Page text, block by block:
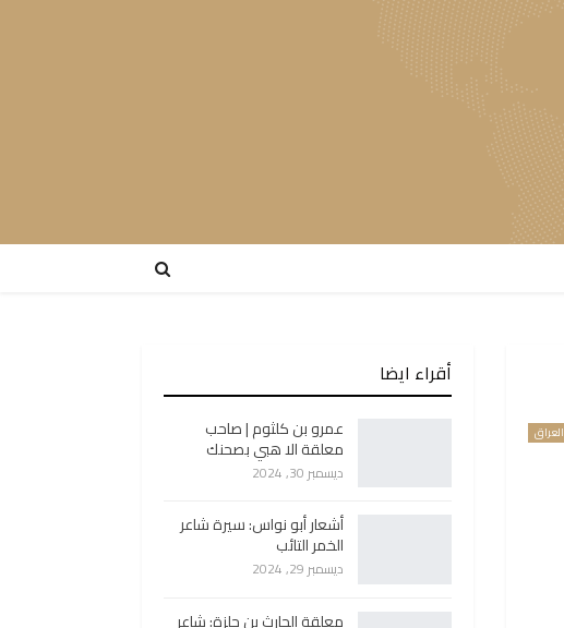
العراق
أقراء ايضا
عمرو بن كلثوم | صاحب
معلقة الا هبي بصحنك
ديسمبر 30, 2024
أشعار أبو نواس: سيرة شاعر
الخمر التائب
ديسمبر 29, 2024
معلقة الحارث بن حلزة: شاعر